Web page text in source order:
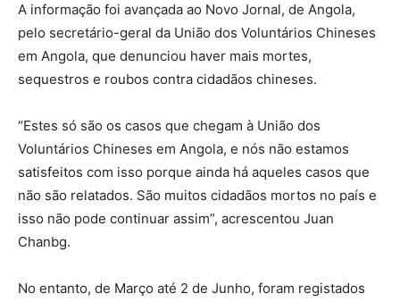
A informação foi avançada ao Novo Jornal, de Angola,
pelo secretário-geral da União dos Voluntários Chineses
em Angola, que denunciou haver mais mortes,
sequestros e roubos contra cidadãos chineses.
“Estes só são os casos que chegam à União dos
Voluntários Chineses em Angola, e nós não estamos
satisfeitos com isso porque ainda há aqueles casos que
não são relatados. São muitos cidadãos mortos no país e
isso não pode continuar assim”, acrescentou Juan
Chanbg.
No entanto, de Março até 2 de Junho, foram registados